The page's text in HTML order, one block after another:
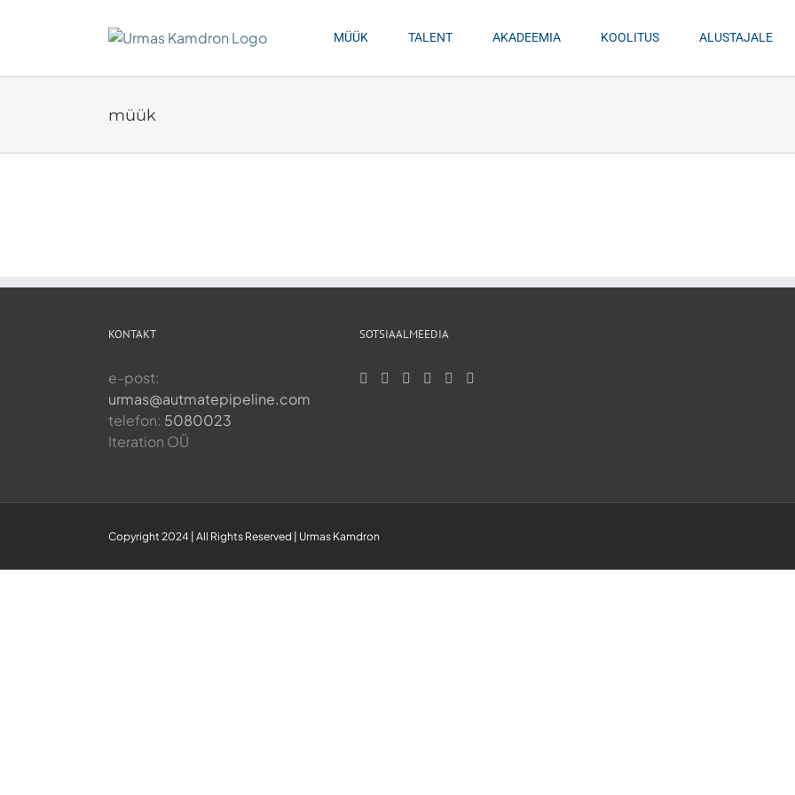
MÜÜK TALENT AKADEEMIA KOOLITUS ALUSTAJALE
müük
KONTAKT
e-post:
urmas@autmatepipeline.com
telefon: 5080023
Iteration OÜ
SOTSIAALMEEDIA
Copyright 2024 | All Rights Reserved | Urmas Kamdron